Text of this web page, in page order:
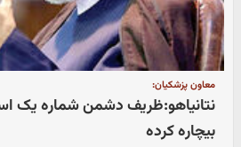
معاون پزشکیان:
نتانیاهو:ظریف دشمن شماره یک
بیچاره کرده